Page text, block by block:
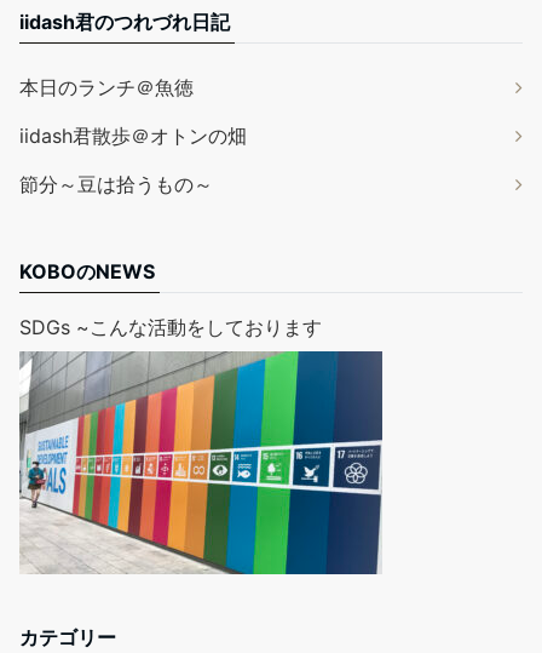
iidash君のつれづれ日記
本日のランチ＠魚徳
iidash君散歩＠オトンの畑
節分～豆は拾うもの～
KOBOのNEWS
SDGs ~こんな活動をしております
カテゴリー